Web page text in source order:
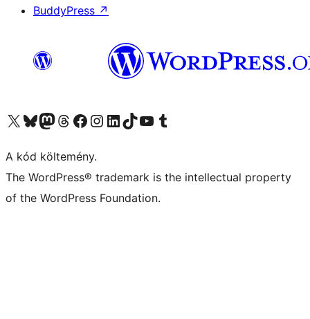
BuddyPress ↗
Visit our X (formerly Twitter) account
Visit our Bluesky account
Twitter csatornánk
Visit our Threads account
Facebook oldalunk megtekintése
Visit our Instagram account
Visit our LinkedIn account
Visit our TikTok account
Visit our YouTube channel
Visit our Tumblr account
A kód költemény.
The WordPress® trademark is the intellectual property
of the WordPress Foundation.